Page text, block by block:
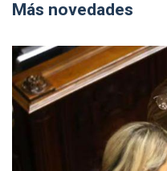
Más novedades